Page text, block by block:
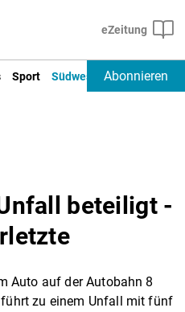
Sport Südwest Deutschland
Abonnieren
beteiligt -
Auto auf der Autobahn 8
zu einem Unfall mit fünf